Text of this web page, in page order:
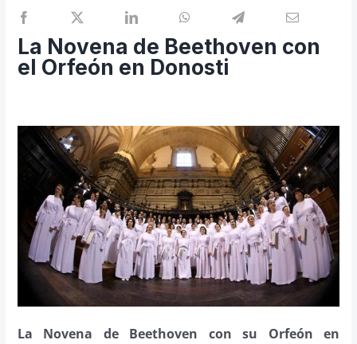
Cosas de Beckmesser
La Novena de Beethoven con
el Orfeón en Donosti
La Novena de Beethoven con su Orfeón en